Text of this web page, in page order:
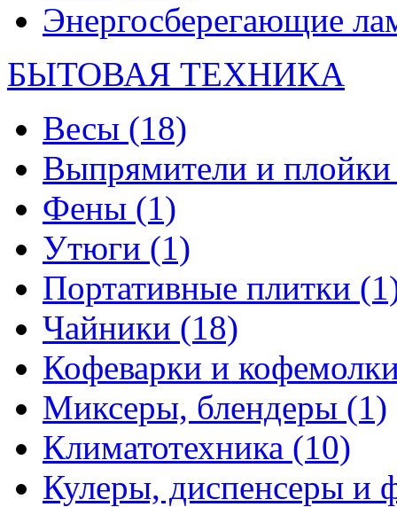
Энергосберегающие
БЫТОВАЯ ТЕХНИКА
Весы (18)
Выпрямители и
Фены (1)
Утюги (1)
Портативные плитки
Чайники (18)
Кофеварки и
Миксеры, блендеры (1)
Климатотехника (10)
Кулеры, диспенсеры и